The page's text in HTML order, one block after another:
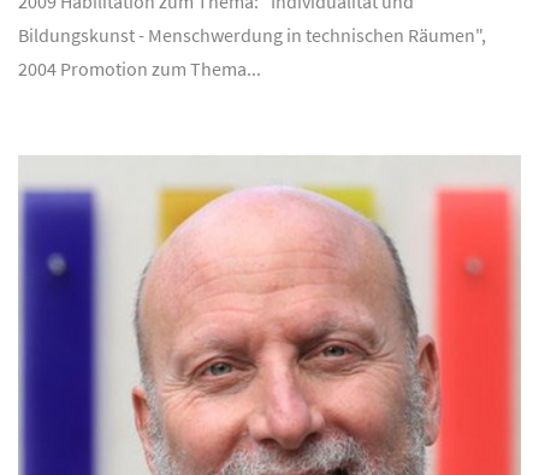
Bildungskunst - Menschwerdung in technischen Räumen",
2004 Promotion zum Thema...